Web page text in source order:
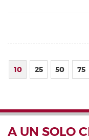
10 25 50 75
A UN SOLO